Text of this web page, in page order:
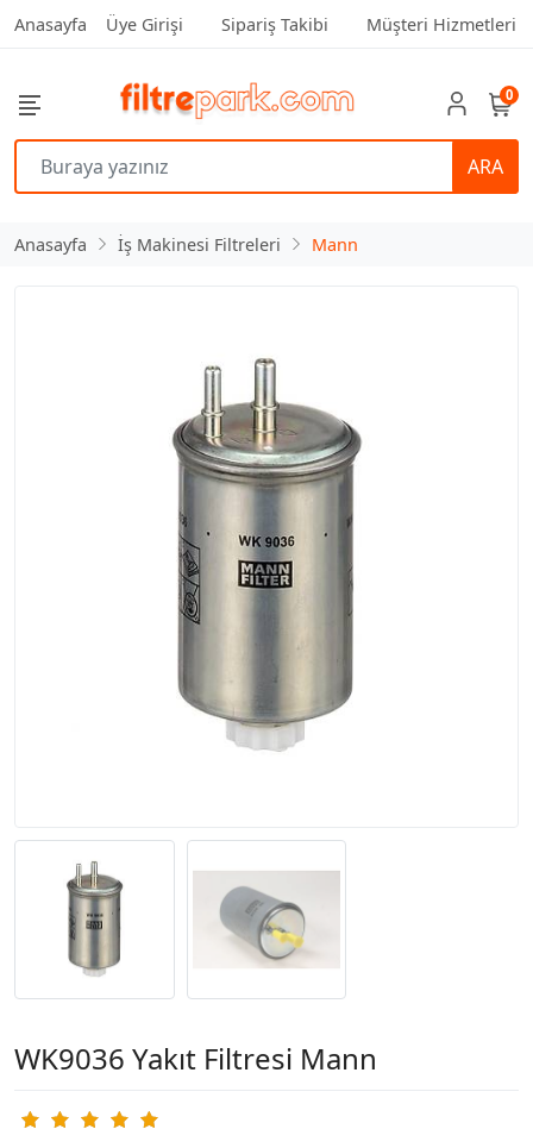
Anasayfa Üye Girişi Sipariş Takibi Müşteri Hizmetleri
ARA
0
Anasayfa İş Makinesi Filtreleri Mann
WK9036 Yakıt Filtresi Mann